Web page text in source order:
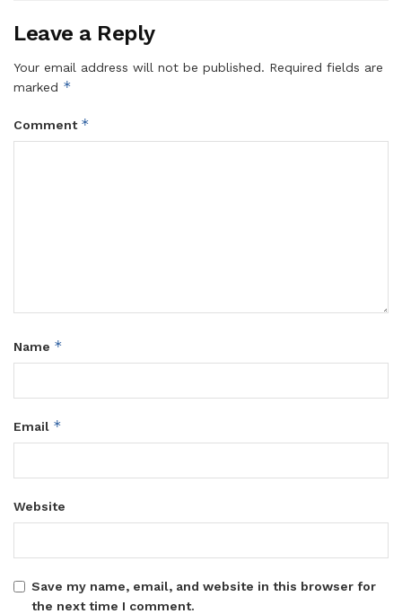
Leave a Reply
Your email address will not be published. Required fields are
marked *
Comment *
Name *
Email *
Website
Save my name, email, and website in this browser for
the next time I comment.